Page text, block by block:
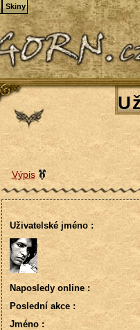
Výpis
Uživatelské jméno :
Naposledy online :
Poslední akce :
Jméno :
Skiny